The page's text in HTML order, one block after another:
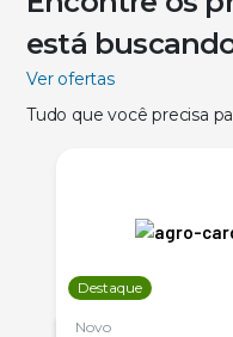
está
Ver ofertas
Tudo que você precisa
Destaque
Novo